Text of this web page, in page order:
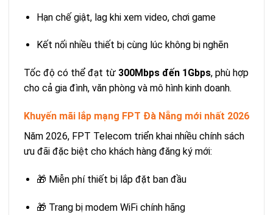
Hạn chế giật, lag khi xem video, chơi game
Kết nối nhiều thiết bị cùng lúc không bị nghẽn
Tốc độ có thể đạt từ 300Mbps đến 1Gbps, phù hợp
cho cả gia đình, văn phòng và mô hình kinh doanh.
Khuyến mãi lắp mạng FPT Đà Nẵng mới nhất 2026
Năm 2026, FPT Telecom triển khai nhiều chính sách
ưu đãi đặc biệt cho khách hàng đăng ký mới:
🎁 Miễn phí thiết bị lắp đặt ban đầu
🎁 Trang bị modem WiFi chính hãng